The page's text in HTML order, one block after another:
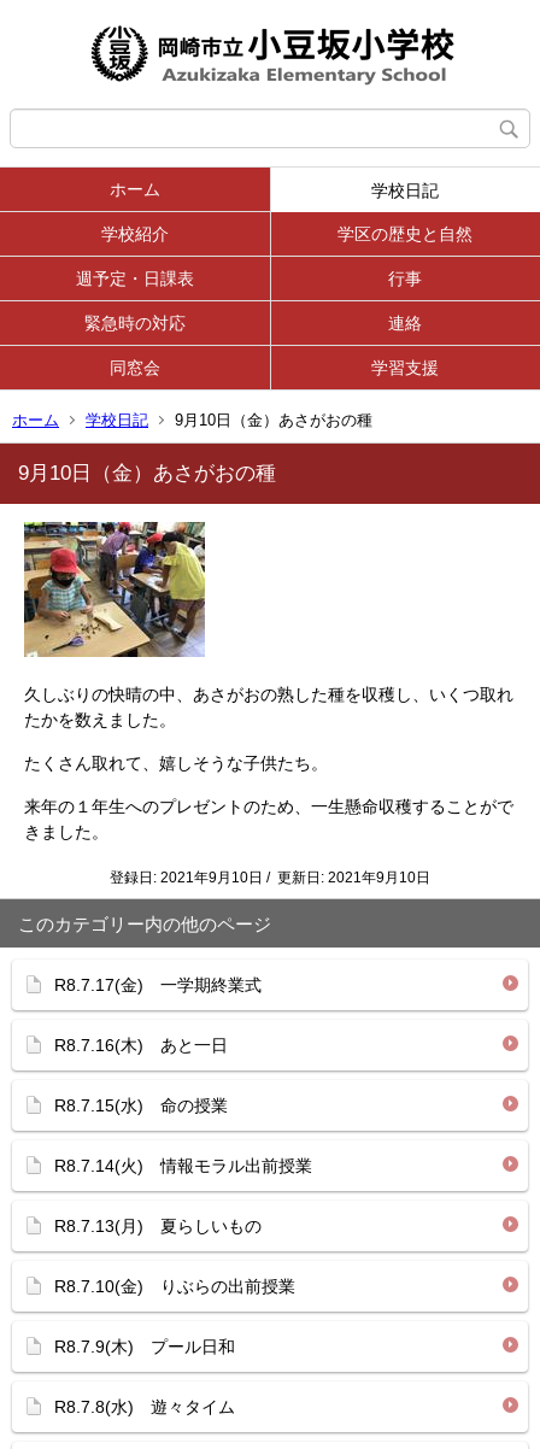
ホーム 学校日記
学校紹介 学区の歴史と自然
週予定・日課表 行事
緊急時の対応 連絡
同窓会 学習支援
ホーム 学校日記 9月10日（金）あさがおの種
9月10日（金）あさがおの種
久しぶりの快晴の中、あさがおの熟した種を収穫し、いくつ取れ
たかを数えました。
たくさん取れて、嬉しそうな子供たち。
来年の１年生へのプレゼントのため、一生懸命収穫することがで
きました。
登録日: 2021年9月10日 / 更新日: 2021年9月10日
このカテゴリー内の他のページ
R8.7.17(金) 一学期終業式
R8.7.16(木) あと一日
R8.7.15(水) 命の授業
R8.7.14(火) 情報モラル出前授業
R8.7.13(月) 夏らしいもの
R8.7.10(金) りぶらの出前授業
R8.7.9(木) プール日和
R8.7.8(水) 遊々タイム